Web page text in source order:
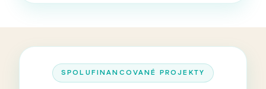
SPOLUFINANCOVANÉ PROJEKTY